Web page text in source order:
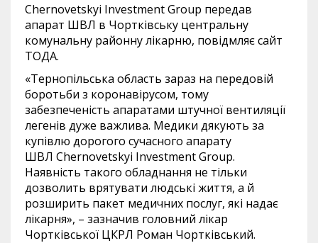
Chernovetskyi Investment Group передав
апарат ШВЛ в Чортківську центральну
комунальну районну лікарню, повідмляє сайт
ТОДА.
«Тернопільська область зараз на передовій
боротьби з коронавірусом, тому
забезпеченість апаратами штучної вентиляції
легенів дуже важлива. Медики дякують за
купівлю дорогого сучасного апарату
ШВЛ Chernovetskyi Investment Group.
Наявність такого обладнання не тільки
дозволить врятувати людські життя, а й
розширить пакет медичних послуг, які надає
лікарня», – зазначив головний лікар
Чортківської ЦКРЛ Роман Чортківський.